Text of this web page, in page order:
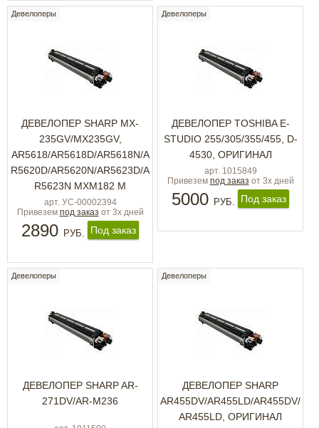
Девелоперы
ДЕВЕЛОПЕР SHARP MX-
235GV/MX235GV,
AR5618/AR5618D/AR5618N/A
R5620D/AR5620N/AR5623D/A
R5623N MXM182 M
арт. УС-00002394
Привезем под заказ от 3х дней
2890 РУБ. Под заказ
Девелоперы
ДЕВЕЛОПЕР TOSHIBA Е-
STUDIO 255/305/355/455, D-
4530, ОРИГИНАЛ
арт. 1015849
Привезем под заказ от 3х дней
5000 РУБ. Под заказ
Девелоперы
ДЕВЕЛОПЕР SHARP AR-
271DV/AR-M236
Девелоперы
ДЕВЕЛОПЕР SHARP
AR455DV/AR455LD/AR455DV/
AR455LD, ОРИГИНАЛ